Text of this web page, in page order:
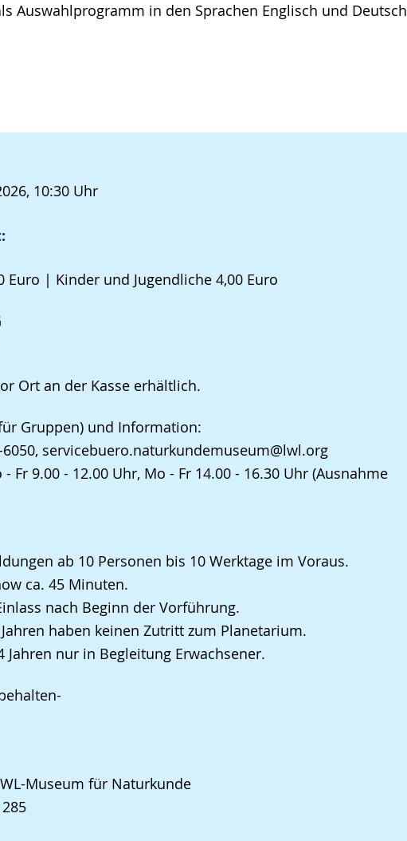
Auswahlprogramm in den Sprachen Englisch und Deutsch
10:30 Uhr
Euro | Kinder und Jugendliche 4,00 Euro
Ort an der Kasse erhältlich.
Gruppen) und Information:
6050, servicebuero.naturkundemuseum@lwl.org
Fr 9.00 - 12.00 Uhr, Mo - Fr 14.00 - 16.30 Uhr (Ausnahme
ab 10 Personen bis 10 Werktage im Voraus.
ca. 45 Minuten.
nach Beginn der Vorführung.
haben keinen Zutritt zum Planetarium.
Jahren nur in Begleitung Erwachsener.
Museum für Naturkunde